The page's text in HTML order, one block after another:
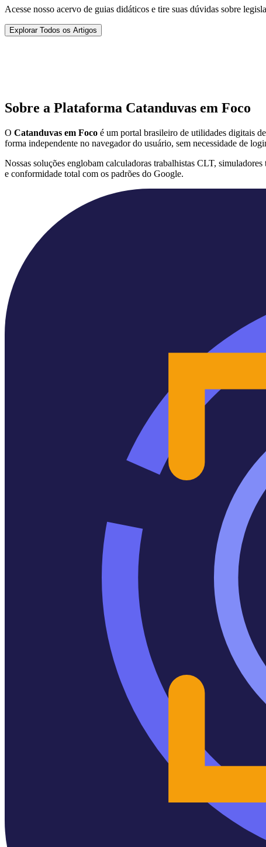
Acesse nosso acervo de guias didáticos e tire suas dúvidas sobre
Explorar Todos os Artigos
Sobre a Plataforma Catanduvas em Foco
O Catanduvas em Foco é um portal brasileiro de utilidades digitais
forma independente no navegador do usuário, sem necessidade de
Nossas soluções englobam calculadoras trabalhistas CLT,
e conformidade total com os padrões do Google.